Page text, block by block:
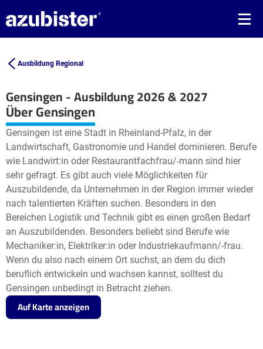
Ausbildung Regional
Gensingen - Ausbildung 2026 & 2027
+
−
Leaflet| ©OpenStreetMap2
Über Gensingen
Gensingen ist eine Stadt in Rheinland-Pfalz, in der
Landwirtschaft, Gastronomie und Handel dominieren. Berufe
wie Landwirt:in oder Restaurantfachfrau/-mann sind hier
sehr gefragt. Es gibt auch viele Möglichkeiten für
Auszubildende, da Unternehmen in der Region immer wieder
nach talentierten Kräften suchen. Besonders in den
Bereichen Logistik und Technik gibt es einen großen Bedarf
an Auszubildenden. Besonders beliebt sind Berufe wie
Mechaniker:in, Elektriker:in oder Industriekaufmann/-frau.
Wenn du also nach einem Ort suchst, an dem du dich
beruflich entwickeln und wachsen kannst, solltest du
Gensingen unbedingt in Betracht ziehen.
Auf Karte anzeigen